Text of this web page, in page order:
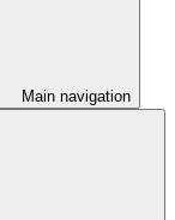
Main navigation